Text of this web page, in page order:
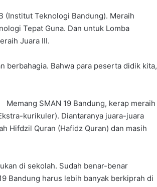
(Institut Teknologi Bandung). Meraih
Tepat Guna. Dan untuk Lomba
Juara III.
berbahagia. Bahwa para peserta didik kita,
Memang SMAN 19 Bandung, kerap meraih
kurikuler). Diantaranya juara-juara
Hifdzil Quran (Hafidz Quran) dan masih
di sekolah. Sudah benar-benar
Bandung harus lebih banyak berkiprah di